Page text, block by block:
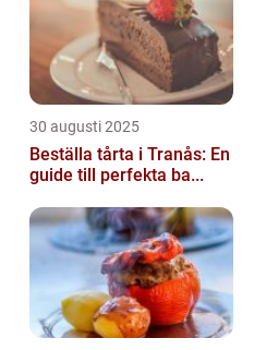
30 augusti 2025
Beställa tårta i Tranås: En
guide till perfekta ba...